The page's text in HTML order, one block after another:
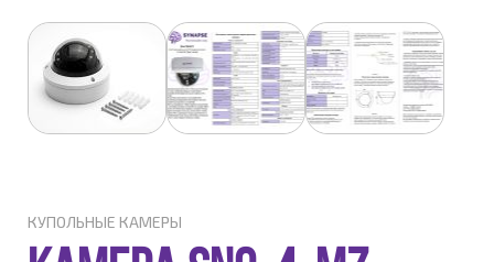
КУПОЛЬНЫЕ КАМЕРЫ